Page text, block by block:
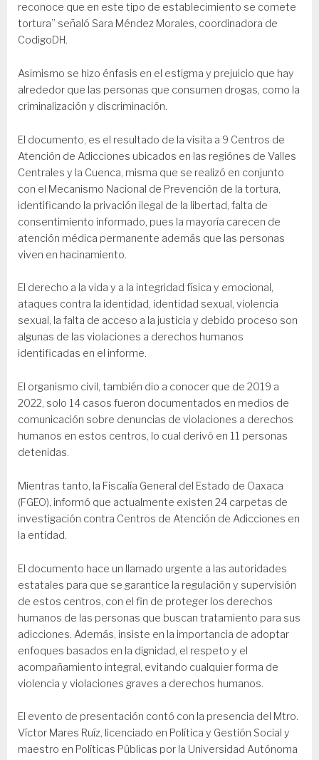
reconoce que en este tipo de establecimiento se comete
tortura” señaló Sara Méndez Morales, coordinadora de
CodigoDH.
Asimismo se hizo énfasis en el estigma y prejuicio que hay
alrededor que las personas que consumen drogas, como la
criminalización y discriminación.
El documento, es el resultado de la visita a 9 Centros de
Atención de Adicciones ubicados en las regiónes de Valles
Centrales y la Cuenca, misma que se realizó en conjunto
con el Mecanismo Nacional de Prevención de la tortura,
identificando la privación ilegal de la libertad, falta de
consentimiento informado, pues la mayoría carecen de
atención médica permanente además que las personas
viven en hacinamiento.
El derecho a la vida y a la integridad física y emocional,
ataques contra la identidad, identidad sexual, violencia
sexual, la falta de acceso a la justicia y debido proceso son
algunas de las violaciones a derechos humanos
identificadas en el informe.
El organismo civil, también dio a conocer que de 2019 a
2022, solo 14 casos fueron documentados en medios de
comunicación sobre denuncias de violaciones a derechos
humanos en estos centros, lo cual derivó en 11 personas
detenidas.
Mientras tanto, la Fiscalía General del Estado de Oaxaca
(FGEO), informó que actualmente existen 24 carpetas de
investigación contra Centros de Atención de Adicciones en
la entidad.
El documento hace un llamado urgente a las autoridades
estatales para que se garantice la regulación y supervisión
de estos centros, con el fin de proteger los derechos
humanos de las personas que buscan tratamiento para sus
adicciones. Además, insiste en la importancia de adoptar
enfoques basados en la dignidad, el respeto y el
acompañamiento integral, evitando cualquier forma de
violencia y violaciones graves a derechos humanos.
El evento de presentación contó con la presencia del Mtro.
Víctor Mares Ruíz, licenciado en Política y Gestión Social y
maestro en Políticas Públicas por la Universidad Autónoma